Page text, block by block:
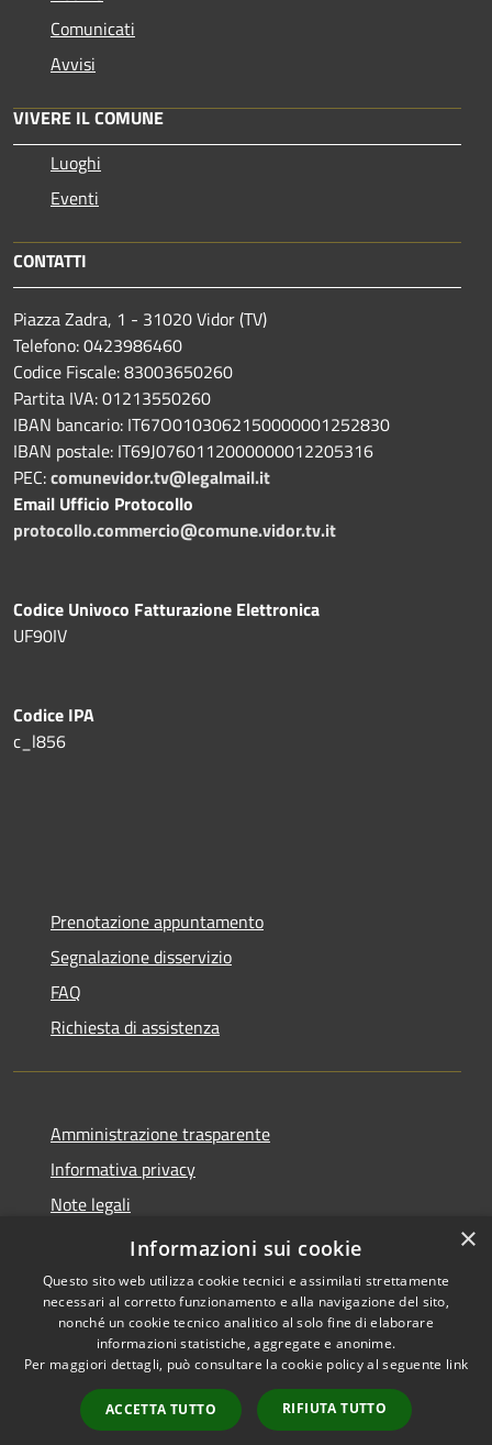
Comunicati
Avvisi
VIVERE IL COMUNE
Luoghi
Eventi
CONTATTI
Piazza Zadra, 1 - 31020 Vidor (TV)
Telefono: 0423986460
Codice Fiscale: 83003650260
Partita IVA: 01213550260
IBAN bancario: IT67O0103062150000001252830
IBAN postale: IT69J0760112000000012205316
PEC:comunevidor.tv@legalmail.it
Email Ufficio Protocollo
protocollo.commercio@comune.vidor.tv.it
Codice Univoco Fatturazione Elettronica
UF90IV
Codice IPA
c_l856
Prenotazione appuntamento
Segnalazione disservizio
FAQ
Richiesta di assistenza
Amministrazione trasparente
Informativa privacy
Note legali
Dichiarazione di accessibilità
Accessibilità
Copyright © 2026 • Comune di
Vidor • Powered by
Municipium•
Accesso
redazione
×
Informazioni sui cookie
Questo sito web utilizza cookie tecnici e assimilati strettamente
necessari al corretto funzionamento e alla navigazione del sito,
nonché un cookie tecnico analitico al solo fine di elaborare
informazioni statistiche, aggregate e anonime.
Per maggiori dettagli, può consultare la cookie policy al seguente link
ACCETTA TUTTO RIFIUTA TUTTO